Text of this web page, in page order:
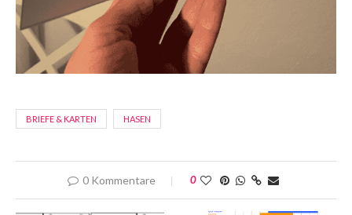
BRIEFE & KARTEN HASEN
0 Kommentare 0